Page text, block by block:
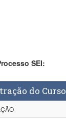
SEI:
do Curso